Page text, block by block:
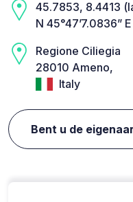
45.7853, 8.4413
N 45°47’7.0836”
Regione Ciliegia
28010 Ameno,
Italy
Bent u de